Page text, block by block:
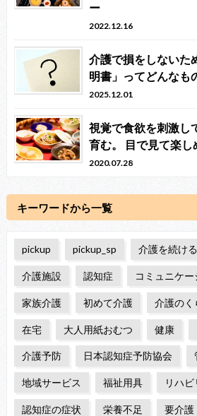
ー
2022.12.16
介護で損をしないた
明書」ってどんなも
2025.12.01
視覚で食欲を刺激し
育む。 目で見て楽し
2020.07.28
キーワードから一覧
pickup pickup_sp 介護を続け
介護施設 認知症 コミュニケー
家族介護 初めて介護 介護のく
在宅 大人用紙おむつ 健康
介護予防 日本認知症予防協会
地域サービス 福祉用具 リハビ
認知症の症状 栄養不足 要介護